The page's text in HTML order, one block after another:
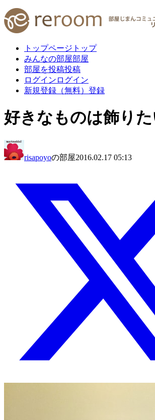
トップページ トップ
みんなの部屋部屋
部屋を投稿投稿
ログイン ログイン
新規登録（無料） 登録
好きなものは飾り
risapoyoの部屋2016.02.17 05:13